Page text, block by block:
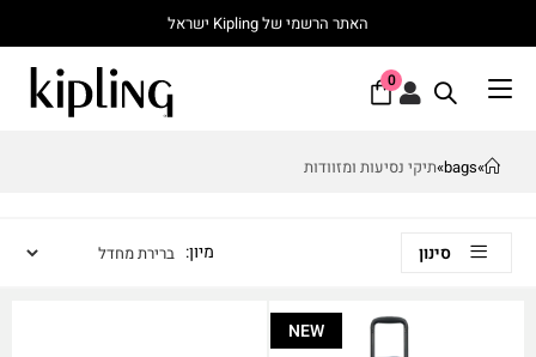
האתר הרשמי של Kipling ישראל
0
»
bags
»תיקי נסיעות ומזוודות
סינון
NEW